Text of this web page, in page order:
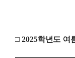
□ 2025학년도 여